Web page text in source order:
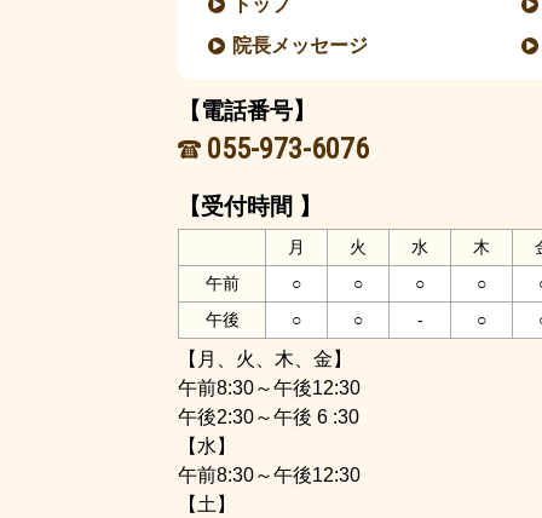
院長メッセージ
【電話番号】
055-973-6076
【受付時間 】
月 火 水 木
午前
○ ○ ○ ○
午後
○ ○ - ○
【月、火、木、金】
午前8:30～午後12:30
午後2:30～午後 6 :30
【水】
午前8:30～午後12:30
【土】